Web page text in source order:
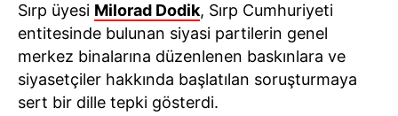
Sırp üyesi Milorad Dodik, Sırp Cumhuriyeti
entitesinde bulunan siyasi partilerin genel
merkez binalarına düzenlenen baskınlara ve
siyasetçiler hakkında başlatılan soruşturmaya
sert bir dille tepki gösterdi.